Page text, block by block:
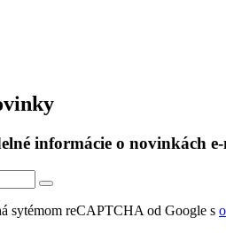
informácie o novinkách
sytémom reCAPTCHA od Google s